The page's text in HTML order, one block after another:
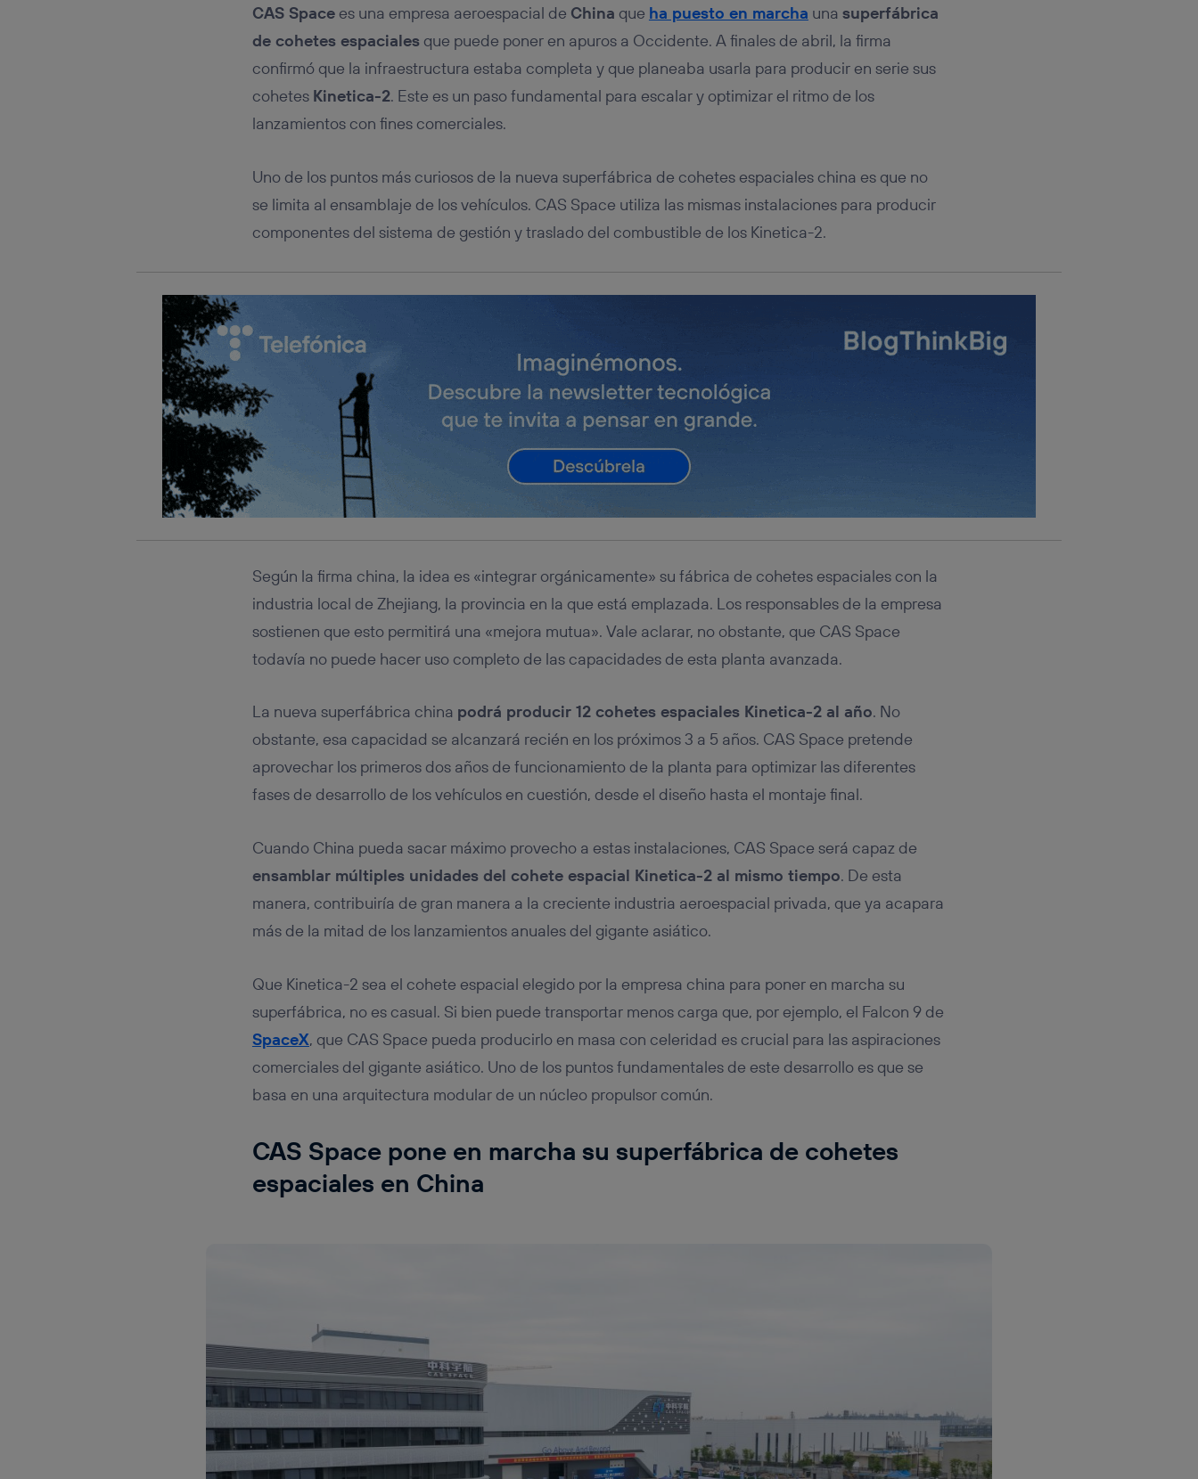
CAS Spacees una empresa aeroespacial de China que ha puesto en marcha una superfábrica
de cohetes espacialesque puede poner en apuros a Occidente. A finales de abril, la firma
confirmó que la infraestructura estaba completa y que planeaba usarla para producir en serie sus
cohetes Kinetica-2. Este es un paso fundamental para escalar y optimizar el ritmo de los
lanzamientos con fines comerciales.
Uno de los puntos más curiosos de la nueva superfábrica de cohetes espaciales china es que no
se limita al ensamblaje de los vehículos. CAS Space utiliza las mismas instalaciones para producir
componentes del sistema de gestión y traslado del combustible de los Kinetica-2.
Según la firma china, la idea es «integrar orgánicamente» su fábrica de cohetes espaciales con la
industria local de Zhejiang, la provincia en la que está emplazada. Los responsables de la empresa
sostienen que esto permitirá una «mejora mutua». Vale aclarar, no obstante, que CAS Space
todavía no puede hacer uso completo de las capacidades de esta planta avanzada.
La nueva superfábrica china podrá producir 12 cohetes espaciales Kinetica-2 al año. No
obstante, esa capacidad se alcanzará recién en los próximos 3 a 5 años. CAS Space pretende
aprovechar los primeros dos años de funcionamiento de la planta para optimizar las diferentes
fases de desarrollo de los vehículos en cuestión, desde el diseño hasta el montaje final.
Cuando China pueda sacar máximo provecho a estas instalaciones, CAS Space será capaz de
ensamblar múltiples unidades del cohete espacial Kinetica-2 al mismo tiempo. De esta
manera, contribuiría de gran manera a la creciente industria aeroespacial privada, que ya acapara
más de la mitad de los lanzamientos anuales del gigante asiático.
Que Kinetica-2 sea el cohete espacial elegido por la empresa china para poner en marcha su
superfábrica, no es casual. Si bien puede transportar menos carga que, por ejemplo, el Falcon 9 de
SpaceX, que CAS Space pueda producirlo en masa con celeridad es crucial para las aspiraciones
comerciales del gigante asiático. Uno de los puntos fundamentales de este desarrollo es que se
basa en una arquitectura modular de un núcleo propulsor común.
CAS Space pone en marcha su superfábrica de cohetes
espaciales en China
conecte su dispositivo y consienta el uso de la tecnología recibirá el mismo identificador.
Típicamente:
Si utilizas una
conexión de banda ancha
(p. ej., Wi-Fi), el marketing o análisis se
realizará en función de las actividades de navegación de los miembros del hogar que
hayan dado su consentimiento.
Si utilizas datos móviles, el marketing será más personalizado, ya que se basará
inferior de esta página web o visitando el portal de privacidad de Utiq (“consenthub”).